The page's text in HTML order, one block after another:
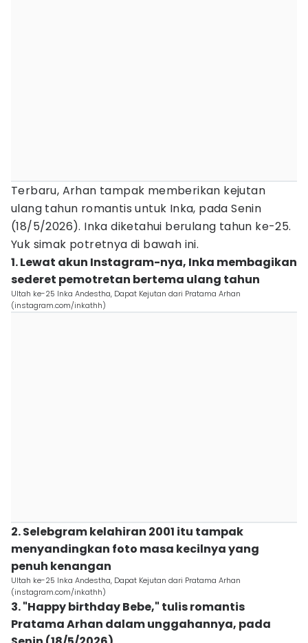
Terbaru, Arhan tampak memberikan kejutan
ulang tahun romantis untuk Inka, pada Senin
(18/5/2026). Inka diketahui berulang tahun ke-25.
Yuk simak potretnya di bawah ini.
1. Lewat akun Instagram-nya, Inka membagikan
sederet pemotretan bertema ulang tahun
Ultah ke-25 Inka Andestha, Dapat Kejutan dari Pratama Arhan
(instagram.com/inkathh)
2. Selebgram kelahiran 2001 itu tampak
menyandingkan foto masa kecilnya yang
penuh kenangan
Ultah ke-25 Inka Andestha, Dapat Kejutan dari Pratama Arhan
(instagram.com/inkathh)
3. "Happy birthday Bebe," tulis romantis
Pratama Arhan dalam unggahannya, pada